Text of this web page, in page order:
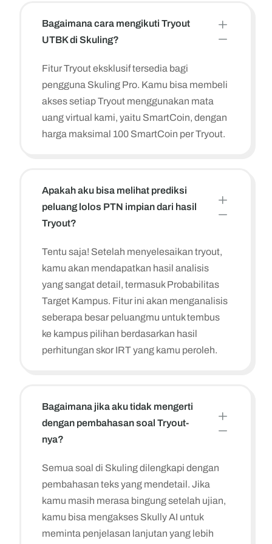
Bagaimana cara mengikuti Tryout
UTBK di Skuling?
L
K
Fitur Tryout eksklusif tersedia bagi
pengguna Skuling Pro. Kamu bisa membeli
akses setiap Tryout menggunakan mata
uang virtual kami, yaitu SmartCoin, dengan
harga maksimal 100 SmartCoin per Tryout.
Apakah aku bisa melihat prediksi
peluang lolos PTN impian dari hasil
Tryout?
L
K
Tentu saja! Setelah menyelesaikan tryout,
kamu akan mendapatkan hasil analisis
yang sangat detail, termasuk Probabilitas
Target Kampus. Fitur ini akan menganalisis
seberapa besar peluangmu untuk tembus
ke kampus pilihan berdasarkan hasil
perhitungan skor IRT yang kamu peroleh.
Bagaimana jika aku tidak mengerti
dengan pembahasan soal Tryout-
nya?
L
K
Semua soal di Skuling dilengkapi dengan
pembahasan teks yang mendetail. Jika
kamu masih merasa bingung setelah ujian,
kamu bisa mengakses Skully AI untuk
meminta penjelasan lanjutan yang lebih